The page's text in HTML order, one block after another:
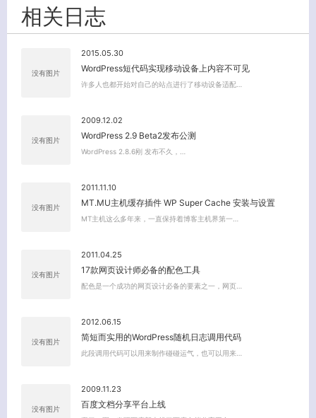
相关日志
没有图片
2015.05.30
WordPress短代码实现移动设备上内容不可见
许多人也都开始对自己的站点进行了移动设备适配…
没有图片
2009.12.02
WordPress 2.9 Beta2发布公测
WordPress 2.8.6刚 发布不久，…
没有图片
2011.11.10
MT.MU主机缓存插件 WP Super Cache 安装与设置
MT主机这么多年来，一直保持着博客主机界第一…
没有图片
2011.04.25
17款网页设计师必备的配色工具
配色是一个成功的网页设计必备的要素之一，网页…
没有图片
2012.06.15
简短而实用的WordPress随机日志调用代码
此段调用代码可以用来制作碰碰运气，也可以用来…
没有图片
2009.11.23
百度文档分享平台上线